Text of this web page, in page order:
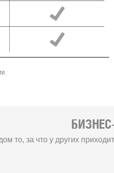
то, за что у других